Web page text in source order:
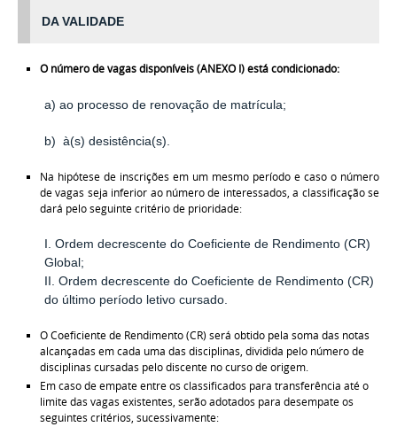
DA VALIDADE
O número de vagas disponíveis (ANEXO I) está condicionado:
a) ao processo de renovação de matrícula;
b) à(s) desistência(s).
Na hipótese de inscrições em um mesmo período e caso o número
de vagas seja inferior ao número de interessados, a classificação se
dará pelo seguinte critério de prioridade:
I. Ordem decrescente do Coeficiente de Rendimento (CR)
Global;
II. Ordem decrescente do Coeficiente de Rendimento (CR)
do último período letivo cursado.
O Coeficiente de Rendimento (CR) será obtido pela soma das notas
alcançadas em cada uma das disciplinas, dividida pelo número de
disciplinas cursadas pelo discente no curso de origem.
Em caso de empate entre os classificados para transferência até o
limite das vagas existentes, serão adotados para desempate os
seguintes critérios, sucessivamente: